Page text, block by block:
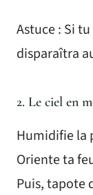
Astuce : Si
disparaîtra
2. Le ciel en
Humidifie la
Oriente ta
Puis, tapote